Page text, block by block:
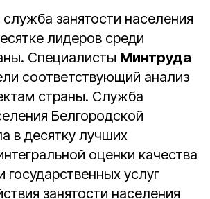
служба занятости населения
лидеров среди
Специалисты Минтруда
соответствующий анализ
страны. Служба
Белгородской
в десятку лучших
оценки качества
государственных услуг
занятости населения